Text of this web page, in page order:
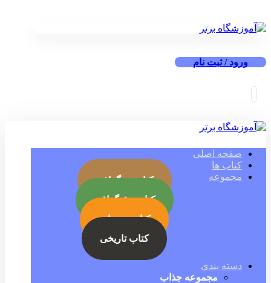
ورود / ثبت نام
صفحه اصلی
کتاب ها
مجموعه
کتاب بیوگرافی
کتاب جئوگرافی
کتاب رمز ارز
کتاب تاریخی
دسته بندی
مجموعه جذاب